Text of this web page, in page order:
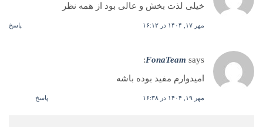
خیلی لذت بخش و عالی بود از همه نظر
مهر ۱۷, ۱۴۰۴ در ۱۶:۱۲ پاسخ
FonaTeam says:
امیدوارم مفید بوده باشه
مهر ۱۹, ۱۴۰۴ در ۱۶:۳۸ پاسخ